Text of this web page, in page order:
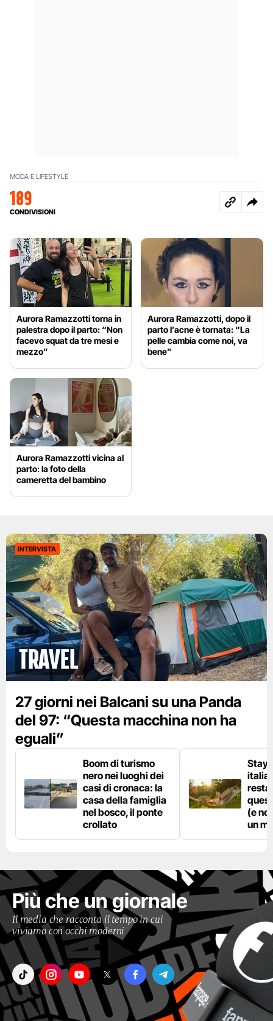
MODA E LIFESTYLE
189
CONDIVISIONI
Aurora Ramazzotti torna in
palestra dopo il parto: “Non
facevo squat da tre mesi e
mezzo”
Aurora Ramazzotti, dopo il
parto l’acne è tornata: “La
pelle cambia come noi, va
bene”
Aurora Ramazzotti vicina al
parto: la foto della
cameretta del bambino
INTERVISTA
Travel
27 giorni nei Balcani su una Panda
del 97: “Questa macchina non ha
eguali”
Boom di turismo
nero nei luoghi dei
casi di cronaca: la
casa della famiglia
nel bosco, il ponte
crollato
resta
(e
un
Più che un giornale
Il media che racconta il tempo in cui
viviamo con occhi moderni